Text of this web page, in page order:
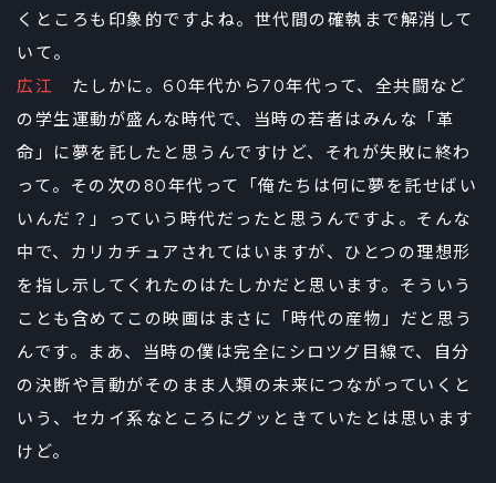
くところも印象的ですよね。世代間の確執まで解消して
いて。
広江 たしかに。60年代から70年代って、全共闘など
の学生運動が盛んな時代で、当時の若者はみんな「革
命」に夢を託したと思うんですけど、それが失敗に終わ
って。その次の80年代って「俺たちは何に夢を託せばい
いんだ？」っていう時代だったと思うんですよ。そんな
中で、カリカチュアされてはいますが、ひとつの理想形
を指し示してくれたのはたしかだと思います。そういう
ことも含めてこの映画はまさに「時代の産物」だと思う
んです。まあ、当時の僕は完全にシロツグ目線で、自分
の決断や言動がそのまま人類の未来につながっていくと
いう、セカイ系なところにグッときていたとは思います
けど。